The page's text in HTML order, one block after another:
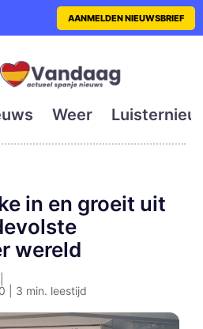
is de eerste
AANMELDEN NIEUWSBRIEF
Weer
in en groeit uit
wereld
| 3 min. leestijd